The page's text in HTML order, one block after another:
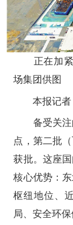
正在加紧
场集团供图
本报记者
备受关注
点，第二批
获批。这座
核心优势：
枢纽地位、
局、安全环